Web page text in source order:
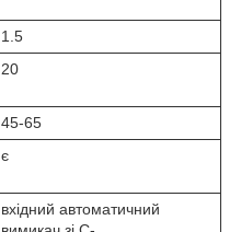
1.5
20
45-65
є
вхідний автоматичний